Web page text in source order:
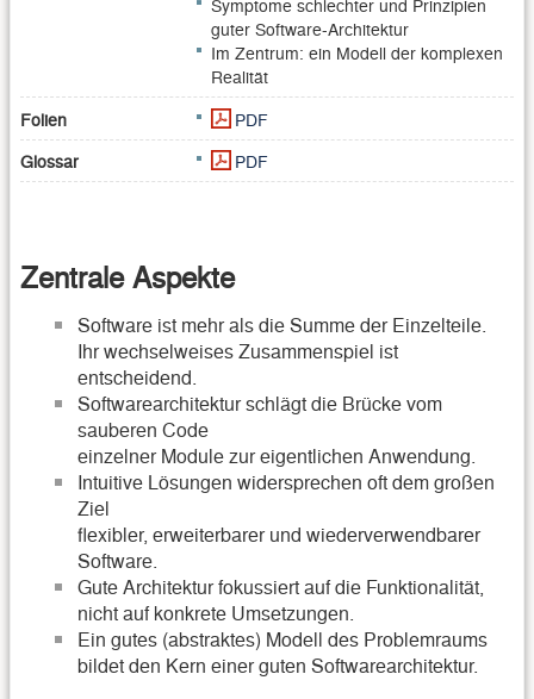
guter Software-Architektur
Im Zentrum: ein Modell der komplexen
Realität
Folien
PDF
Glossar
PDF
Zentrale Aspekte
Software ist mehr als die Summe der Einzelteile.
Ihr wechselweises Zusammenspiel ist
entscheidend.
Softwarearchitektur schlägt die Brücke vom
sauberen Code
einzelner Module zur eigentlichen Anwendung.
Intuitive Lösungen widersprechen oft dem großen
Ziel
flexibler, erweiterbarer und wiederverwendbarer
Software.
Gute Architektur fokussiert auf die Funktionalität,
nicht auf konkrete Umsetzungen.
Ein gutes (abstraktes) Modell des Problemraums
bildet den Kern einer guten Softwarearchitektur.